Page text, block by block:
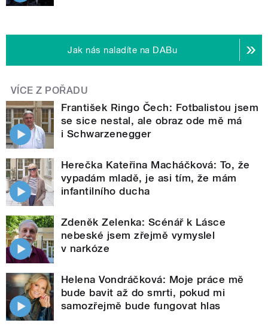
Jak nás naladíte na DABu
VÍCE Z POŘADU
František Ringo Čech: Fotbalistou jsem
se sice nestal, ale obraz ode mě má
i Schwarzenegger
Herečka Kateřina Macháčková: To, že
vypadám mladě, je asi tím, že mám
infantilního ducha
Zdeněk Zelenka: Scénář k Lásce
nebeské jsem zřejmě vymyslel
v narkóze
Helena Vondráčková: Moje práce mě
bude bavit až do smrti, pokud mi
samozřejmě bude fungovat hlas